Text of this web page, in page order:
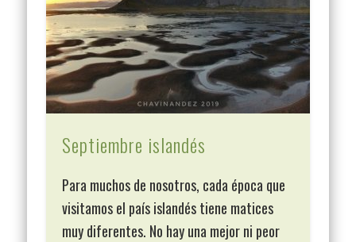
Septiembre islandés
Para muchos de nosotros, cada época que
visitamos el país islandés tiene matices
muy diferentes. No hay una mejor ni peor